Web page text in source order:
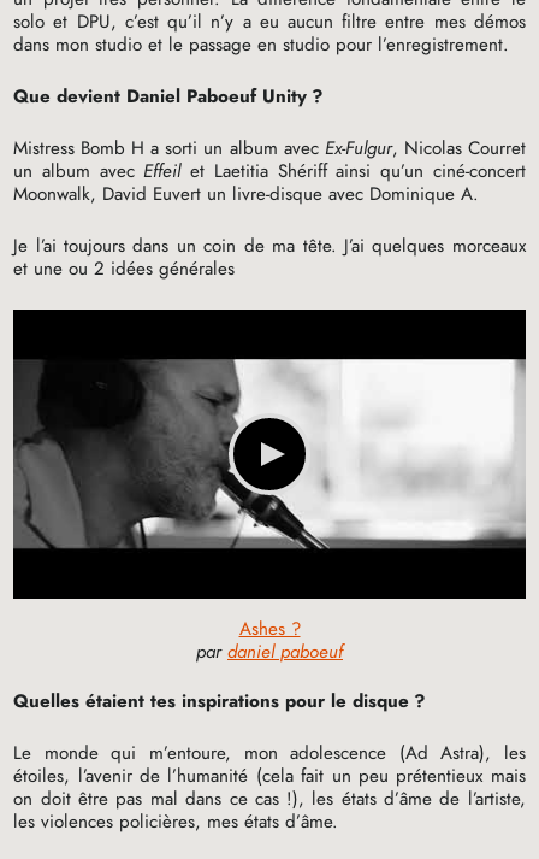
solo et DPU, c’est qu’il n’y a eu aucun filtre entre mes démos
dans mon studio et le passage en studio pour l’enregistrement.
Que devient Daniel Paboeuf Unity ?
Mistress Bomb H a sorti un album avec Ex-Fulgur, Nicolas Courret
un album avecEffeilet Laetitia Shériff ainsi qu’un ciné-concert
Moonwalk, David Euvert un livre-disque avec Dominique A.
Je l’ai toujours dans un coin de ma tête. J’ai quelques morceaux
et une ou 2 idées générales
Ashes ?
pardaniel paboeuf
Quelles étaient tes inspirations pour le disque ?
Le monde qui m’entoure, mon adolescence (Ad Astra), les
étoiles, l’avenir de l’humanité (cela fait un peu prétentieux mais
on doit être pas mal dans ce cas !), les états d’âme de l’artiste,
les violences policières, mes états d’âme.